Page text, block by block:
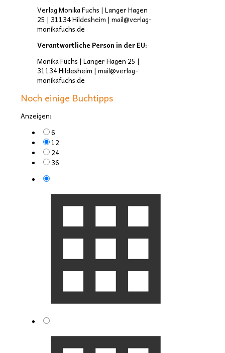
Verlag Monika Fuchs | Langer Hagen
25 | 31134 Hildesheim | mail@verlag-
monikafuchs.de
Verantwortliche Person in der EU:
Monika Fuchs | Langer Hagen 25 |
31134 Hildesheim | mail@verlag-
monikafuchs.de
Noch einige Buchtipps
Anzeigen:
6
12
24
36